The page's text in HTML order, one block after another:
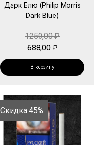
Дарк Блю (Philip Morris
Dark Blue)
1250,00₽
688,00 ₽
В корзину
Скидка 45%